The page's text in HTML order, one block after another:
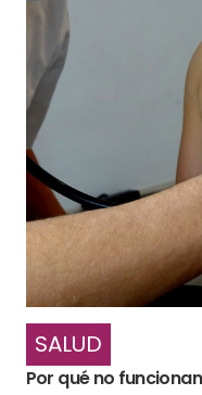
SALUD
Por qué no